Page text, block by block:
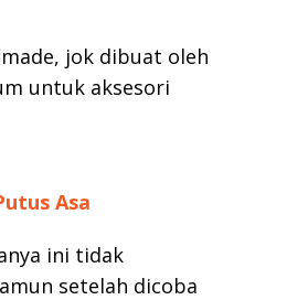
jok dibuat oleh
untuk aksesori
Asa
ini tidak
setelah dicoba